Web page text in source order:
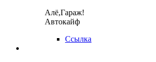
Алё,Гараж!
Автокайф
Ссылка